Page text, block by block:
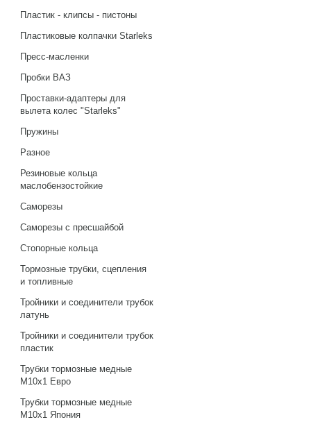
Пластик - клипсы - пистоны
Пластиковые колпачки Starleks
Пресс-масленки
Пробки ВАЗ
Проставки-адаптеры для
вылета колес "Starleks"
Пружины
Разное
Резиновые кольца
маслобензостойкие
Саморезы
Саморезы с пресшайбой
Стопорные кольца
Тормозные трубки, сцепления
и топливные
Тройники и соединители трубок
латунь
Тройники и соединители трубок
пластик
Трубки тормозные медные
М10х1 Евро
Трубки тормозные медные
М10х1 Япония